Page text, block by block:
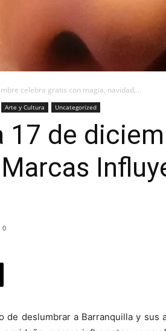
celebra gratis con magia, navidad,...
Arte y Cultura Uncategorized
17 de
0
de deslumbrar a Barranquilla y sus